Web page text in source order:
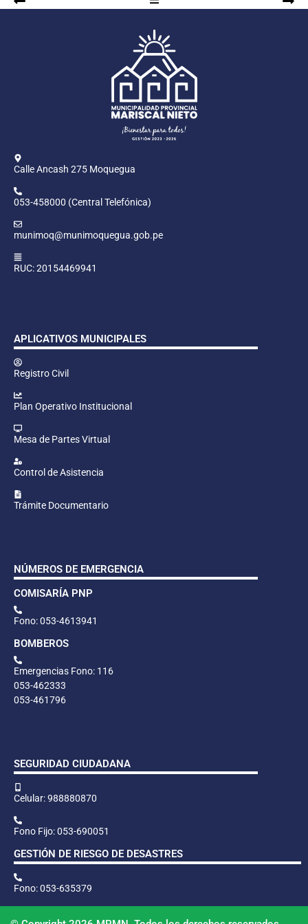
Calle Ancash 275 Moquegua
053-458000 (Central Telefónica)
munimoq@munimoquegua.gob.pe
RUC: 20154469941
APLICATIVOS MUNICIPALES
Registro Civil
Plan Operativo Institucional
Mesa de Partes Virtual
Control de Asistencia
Trámite Documentario
NÚMEROS DE EMERGENCIA
COMISARÍA PNP
Fono: 053-4613941
BOMBEROS
Emergencias Fono: 116
053-462333
053-461796
SEGURIDAD CIUDADANA
Celular: 988880870
Fono Fijo: 053-690051
GESTIÓN DE RIESGO DE DESASTRES
Fono: 053-635379